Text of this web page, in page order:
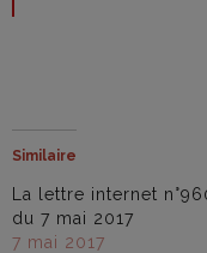
Similaire
La lettre internet
du 7 mai 2017
7 mai 2017